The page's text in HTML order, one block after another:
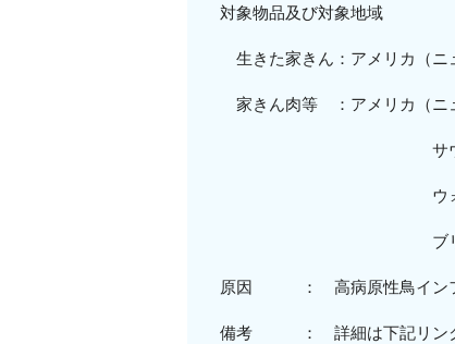
対象物品及び対象地域
生きた家きん：アメリカ（ニ
家きん肉等 ：アメリカ（ニ
サウスダコ
ウォルワース郡
ブリュ
原因 ： 高病原性鳥インフ
備考 ： 詳細は下記リン